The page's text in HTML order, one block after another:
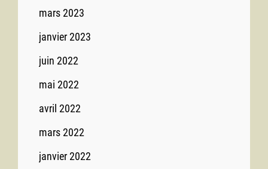
mars 2023
janvier 2023
juin 2022
mai 2022
avril 2022
mars 2022
janvier 2022